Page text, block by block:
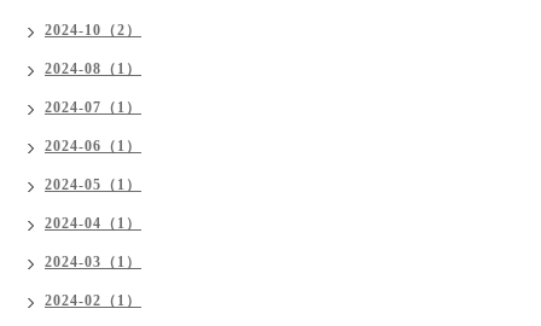
2024-10（2）
2024-08（1）
2024-07（1）
2024-06（1）
2024-05（1）
2024-04（1）
2024-03（1）
2024-02（1）